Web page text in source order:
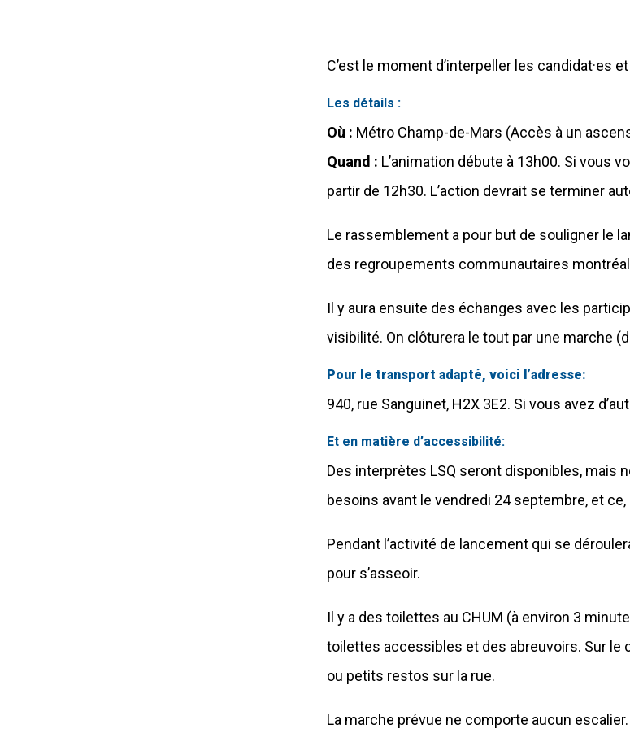
C’est le moment d’interpeller les candidat·es
Les détails :
Où : Métro Champ-de-Mars (Accès à un
Quand : L’animation débute à 13h00. Si vous
partir de 12h30. L’action devrait se terminer
Le rassemblement a pour but de souligner le
des regroupements communautaires
Il y aura ensuite des échanges avec les
visibilité. On clôturera le tout par une marche
Pour le transport adapté, voici l’adresse:
940, rue Sanguinet, H2X 3E2. Si vous avez
Et en matière d’accessibilité:
Des interprètes LSQ seront disponibles, mais
besoins avant le vendredi 24 septembre, et
Pendant l’activité de lancement qui se
pour s’asseoir.
Il y a des toilettes au CHUM (à environ 3
toilettes accessibles et des abreuvoirs. Sur le
ou petits restos sur la rue.
La marche prévue ne comporte aucun